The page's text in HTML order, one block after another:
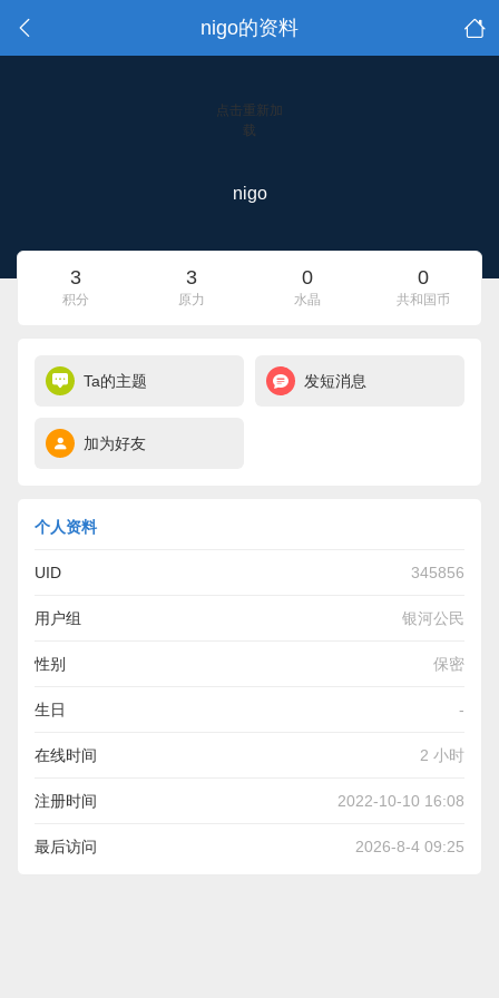
nigo的资料
点击重新加
载
nigo
3
积分
3
原力
0
水晶
0
共和国币
Ta的主题 发短消息
加为好友
个人资料
UID 345856
用户组 银河公民
性别 保密
生日 -
在线时间 2 小时
注册时间 2022-10-10 16:08
最后访问 2026-8-4 09:25